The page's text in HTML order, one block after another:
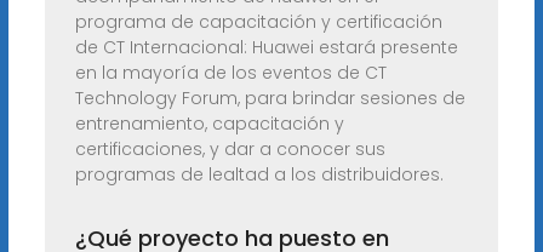
programa de capacitación y certificación
de CT Internacional: Huawei estará presente
en la mayoría de los eventos de CT
Technology Forum, para brindar sesiones de
entrenamiento, capacitación y
certificaciones, y dar a conocer sus
programas de lealtad a los distribuidores.
¿Qué proyecto ha puesto en